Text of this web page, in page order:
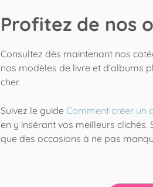
Profitez de nos
Consultez dès maintenant nos
nos modèles de livre et d’albums
cher.
Suivez le guide Comment créer un
en y insérant vos meilleurs
que des occasions à ne pas